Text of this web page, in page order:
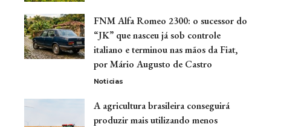
FNM Alfa Romeo 2300: o sucessor do
“JK” que nasceu já sob controle
italiano e terminou nas mãos da Fiat,
por Mário Augusto de Castro
Noticias
A agricultura brasileira conseguirá
produzir mais utilizando menos